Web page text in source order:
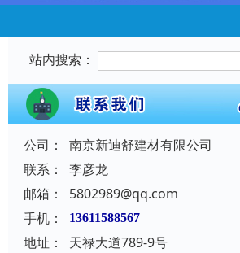
站内搜索：
公司：
南京新迪舒建材有限公司
联系：
李彦龙
邮箱：
5802989@qq.com
手机：
13611588567
地址：
天禄大道789-9号